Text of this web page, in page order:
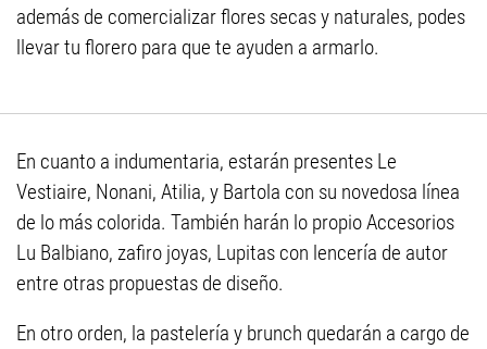
además de comercializar flores secas y naturales, podes
llevar tu florero para que te ayuden a armarlo.
En cuanto a indumentaria, estarán presentes Le
Vestiaire, Nonani, Atilia, y Bartola con su novedosa línea
de lo más colorida. También harán lo propio Accesorios
Lu Balbiano, zafiro joyas, Lupitas con lencería de autor
entre otras propuestas de diseño.
En otro orden, la pastelería y brunch quedarán a cargo de